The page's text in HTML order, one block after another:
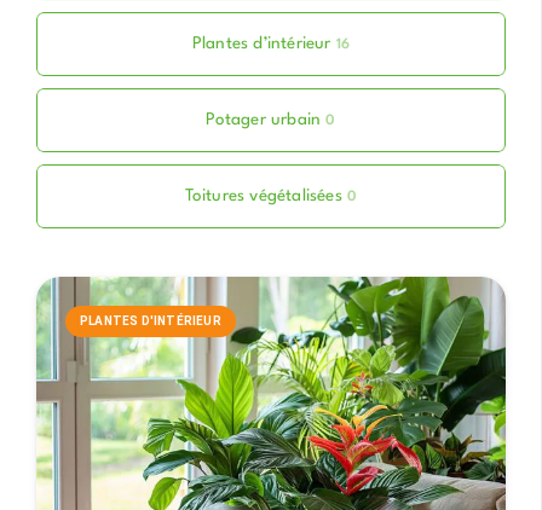
Plantes d’intérieur 16
Potager urbain0
Toitures végétalisées0
PLANTES D'INTÉRIEUR